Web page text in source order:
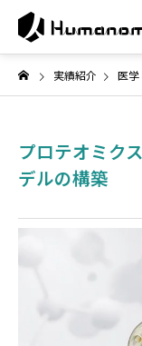
実績紹介 医学
プロテオミク
デルの構築